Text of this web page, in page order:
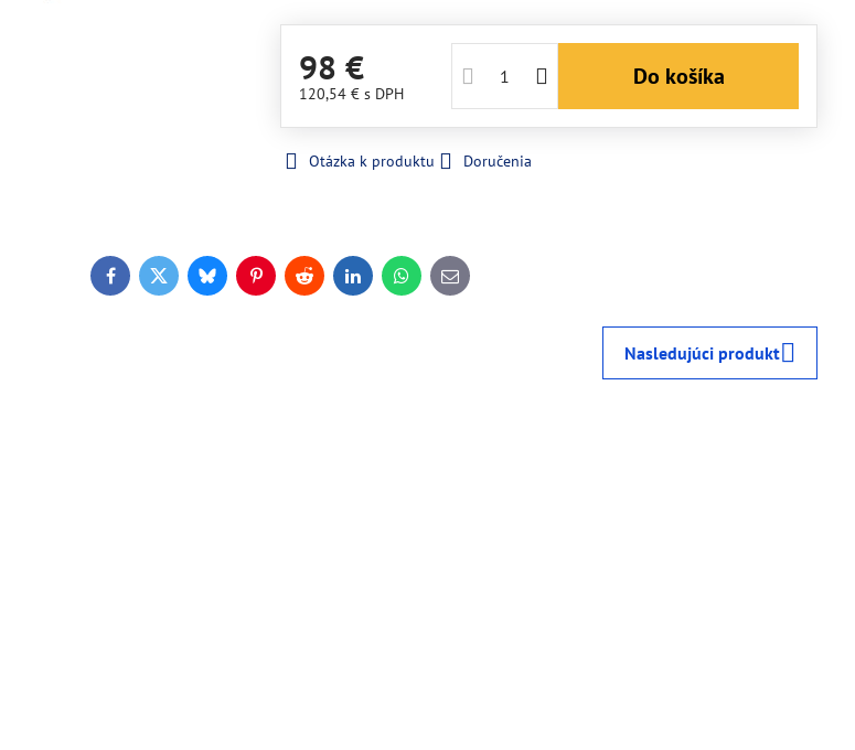
98 €
120,54 €s DPH
Do košíka
Otázka k produktu Doručenia
FacebookTwitterBlueskyPinterestRedditLinkedInWhatsApp
E-
mail
Nasledujúci produkt